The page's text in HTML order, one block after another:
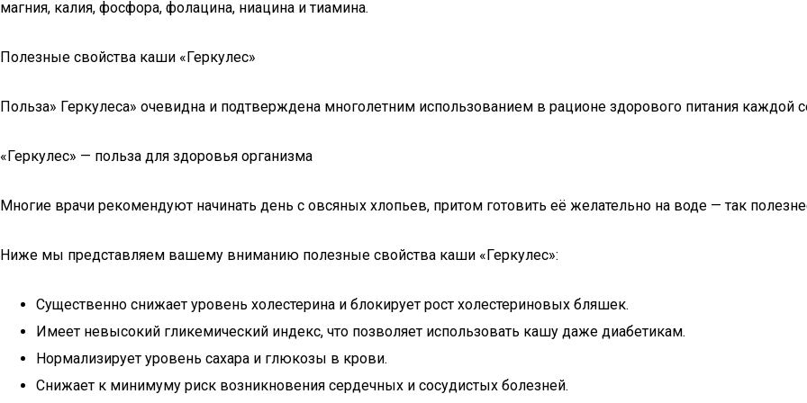
магния, калия, фосфора, фолацина, ниацина и тиамина.
Полезные свойства каши «Геркулес»
Польза» Геркулеса» очевидна и подтверждена многолетним использованием в рационе здорового питания каждой
«Геркулес» — польза для здоровья организма
Многие врачи рекомендуют начинать день с овсяных хлопьев, притом готовить её желательно на воде — так
Ниже мы представляем вашему вниманию полезные свойства каши «Геркулес»:
Существенно снижает уровень холестерина и блокирует рост холестериновых бляшек.
Имеет невысокий гликемический индекс, что позволяет использовать кашу даже диабетикам.
Нормализирует уровень сахара и глюкозы в крови.
Снижает к минимуму риск возникновения сердечных и сосудистых болезней.